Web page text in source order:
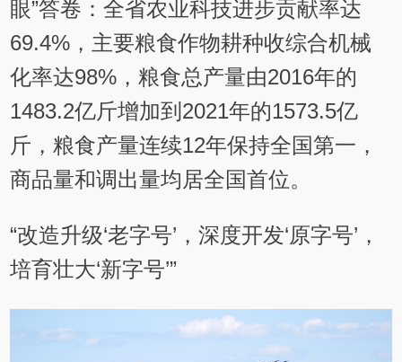
眼”答卷：全省农业科技进步贡献率达
69.4%，主要粮食作物耕种收综合机械
化率达98%，粮食总产量由2016年的
1483.2亿斤增加到2021年的1573.5亿
斤，粮食产量连续12年保持全国第一，
商品量和调出量均居全国首位。
“改造升级‘老字号’，深度开发‘原字号’，
培育壮大‘新字号’”